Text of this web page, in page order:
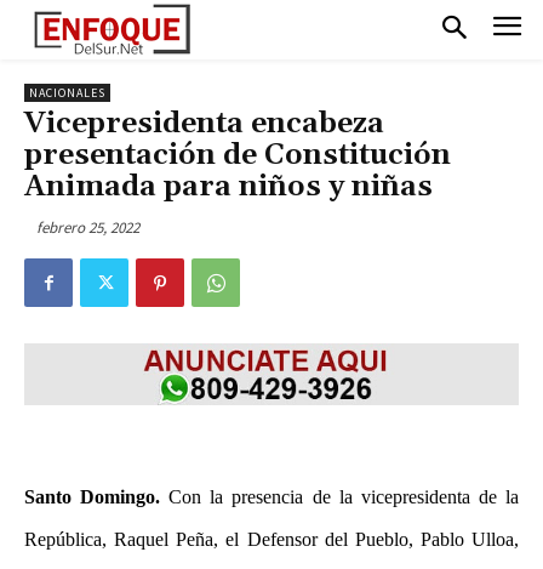
NACIONALES
Vicepresidenta encabeza
presentación de Constitución
Animada para niños y niñas
febrero 25, 2022
Santo Domingo.Con la presencia de la vicepresidenta de la
República, Raquel Peña, el Defensor del Pueblo, Pablo Ulloa,